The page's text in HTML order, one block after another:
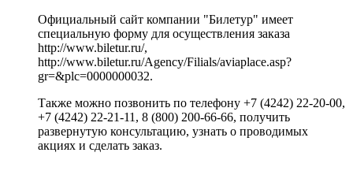
Официальный сайт компании "Билетур" имеет
специальную форму для осуществления заказа
http://www.biletur.ru/,
http://www.biletur.ru/Agency/Filials/aviaplace.asp?
gr=&plc=0000000032.
Также можно позвонить по телефону +7 (4242) 22-20-00,
+7 (4242) 22-21-11, 8 (800) 200-66-66, получить
развернутую консультацию, узнать о проводимых
акциях и сделать заказ.